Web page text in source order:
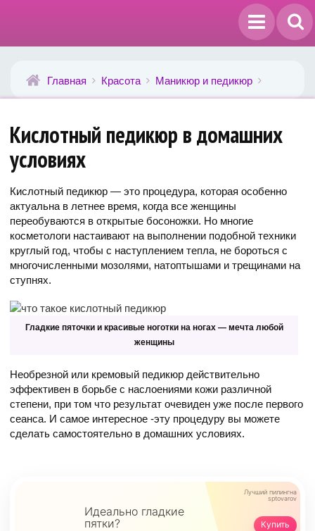
Главная Красота Маникюр и педикюр
Кислотный педикюр в домашних
условиях
Кислотный педикюр — это процедура, которая особенно
актуальна в летнее время, когда все женщины
переобуваются в открытые босоножки. Но многие
косметологи настаивают на выполнении подобной техники
круглый год, чтобы с наступлением тепла, не бороться с
многочисленными мозолями, натоптышами и трещинами на
ступнях.
Гладкие пяточки и красивые ноготки на ногах — мечта любой
женщины
Необрезной или кремовый педикюр действительно
эффективен в борьбе с наслоениями кожи различной
степени, при том что результат очевиден уже после первого
сеанса. И самое интересное -эту процедуру вы можете
сделать самостоятельно в домашних условиях.
Идеально гладкие
пятки?
Лучший пилингна
sptovarov
Купить